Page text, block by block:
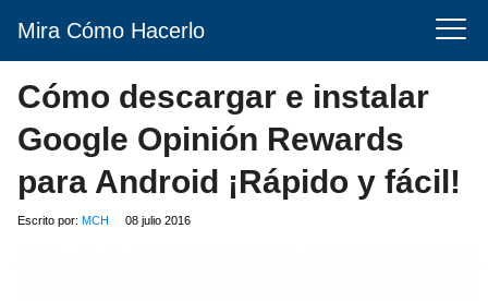
Mira Cómo Hacerlo
Cómo descargar e instalar
Google Opinión Rewards
para Android ¡Rápido y fácil!
Escrito por: MCH 08 julio 2016